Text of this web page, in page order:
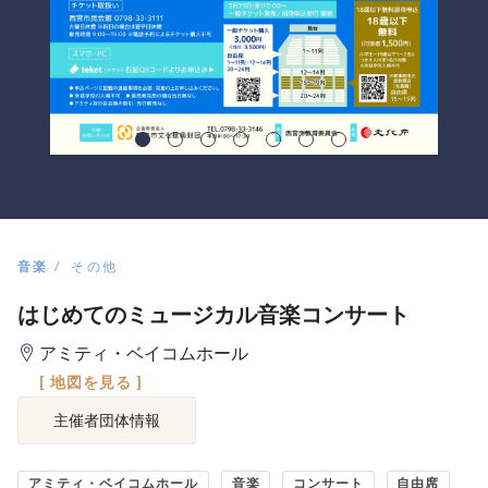
音楽 その他
はじめてのミュージカル音楽コンサート
アミティ・ベイコムホール
[ 地図を見る ]
主催者団体情報
アミティ・ベイコムホール 音楽 コンサート 自由席